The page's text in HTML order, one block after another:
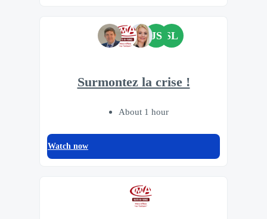
JS SL
Surmontez la crise !
About 1 hour
Watch now